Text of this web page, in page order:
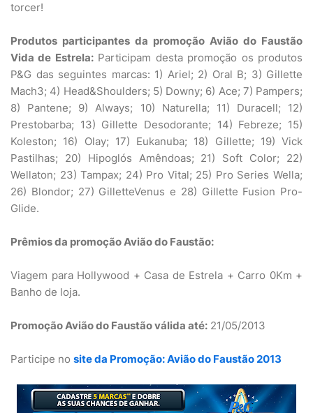
torcer!
Produtos participantes da promoção Avião do Faustão
Vida de Estrela:Participam desta promoção os produtos
P&G das seguintes marcas: 1) Ariel; 2) Oral B; 3) Gillette
Mach3; 4) Head&Shoulders; 5) Downy; 6) Ace; 7) Pampers;
8) Pantene; 9) Always; 10) Naturella; 11) Duracell; 12)
Prestobarba; 13) Gillette Desodorante; 14) Febreze; 15)
Koleston; 16) Olay; 17) Eukanuba; 18) Gillette; 19) Vick
Pastilhas; 20) Hipoglós Amêndoas; 21) Soft Color; 22)
Wellaton; 23) Tampax; 24) Pro Vital; 25) Pro Series Wella;
26) Blondor; 27) GilletteVenus e 28) Gillette Fusion Pro-
Glide.
Prêmios da promoção Avião do Faustão:
Viagem para Hollywood + Casa de Estrela + Carro 0Km +
Banho de loja.
Promoção Avião do Faustão válida até: 21/05/2013
Participe no site da Promoção: Avião do Faustão 2013